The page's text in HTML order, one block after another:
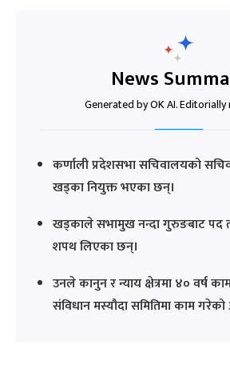
News
Generated by OK AI.
कर्णाली प्रदेशसभा सचिवालयको
खड्का नियुक्त भएका छन्।
खड्काले सभामुख नन्दा गुरुङबाट पद
शपथ लिएका छन्।
उनले कानुन र न्याय क्षेत्रमा ४० वर्ष
संविधान मस्यौदा समितिमा काम